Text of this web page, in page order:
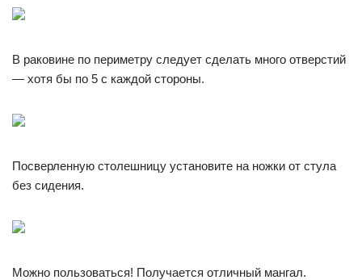
В раковине по периметру следует сделать много отверстий
— хотя бы по 5 с каждой стороны.
Посверленную столешницу установите на ножки от стула
без сидения.
Можно пользоваться! Получается отличный мангал.